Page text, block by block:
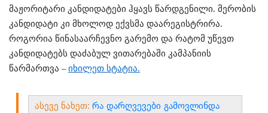
მაჟორიტარი კანდიდატები ჰყავს წარდგენილი. მერობის
კანდიდატი კი მხოლოდ ექვსმა დაარეგისტრირა.
როგორია წინასაარჩევნო გარემო და რატომ უწევთ
კანდიდატებს დაძაბულ ვითარებაში კამპანიის
წარმართვა –იხილეთ სტატია.
ასევე ნახეთ: რა დარღვევები გამოვლინდა